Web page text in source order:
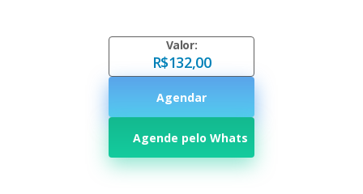
Valor:
R$132,00
Agendar
Agende pelo Whats